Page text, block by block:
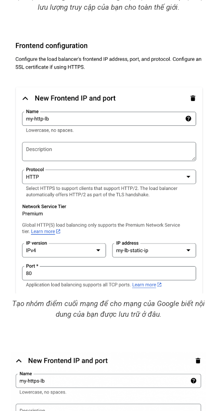
lưu lượng truy cập của bạn cho toàn thế giới.
Tạo nhóm điểm cuối mạng để cho mạng của Google biết nội
dung của bạn được lưu trữ ở đâu.